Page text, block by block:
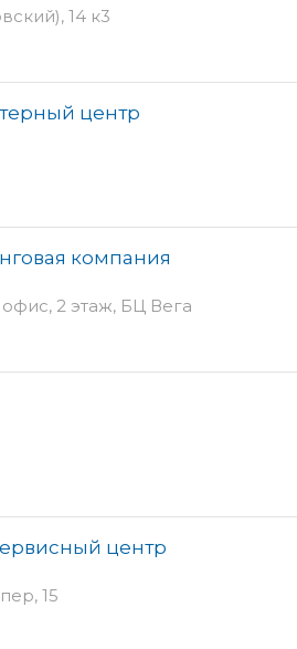
14 к3
центр
компания
2 этаж, БЦ Вега
центр
15